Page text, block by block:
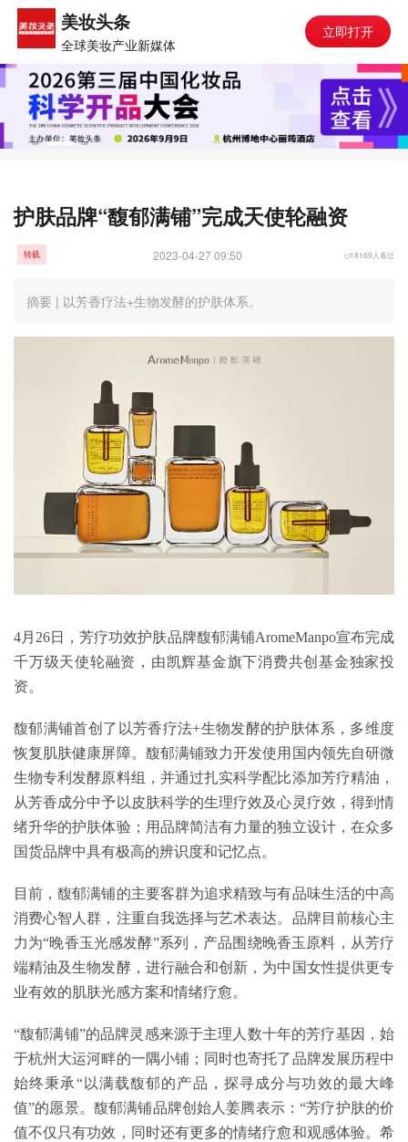
美妆头条
全球美妆产业新媒体
立即打开
护肤品牌“馥郁满铺”完成天使轮融资
转载 2023-04-27 09:50 18169人看过
摘要 | 以芳香疗法+生物发酵的护肤体系。
4月26日，芳疗功效护肤品牌馥郁满铺AromeManpo宣布完成
千万级天使轮融资，由凯辉基金旗下消费共创基金独家投
资。
馥郁满铺首创了以芳香疗法+生物发酵的护肤体系，多维度
恢复肌肤健康屏障。馥郁满铺致力开发使用国内领先自研微
生物专利发酵原料组，并通过扎实科学配比添加芳疗精油，
从芳香成分中予以皮肤科学的生理疗效及心灵疗效，得到情
绪升华的护肤体验；用品牌简洁有力量的独立设计，在众多
国货品牌中具有极高的辨识度和记忆点。
目前，馥郁满铺的主要客群为追求精致与有品味生活的中高
消费心智人群，注重自我选择与艺术表达。品牌目前核心主
力为“晚香玉光感发酵”系列，产品围绕晚香玉原料，从芳疗
端精油及生物发酵，进行融合和创新，为中国女性提供更专
业有效的肌肤光感方案和情绪疗愈。
“馥郁满铺”的品牌灵感来源于主理人数十年的芳疗基因，始
于杭州大运河畔的一隅小铺；同时也寄托了品牌发展历程中
始终秉承“以满载馥郁的产品，探寻成分与功效的最大峰
值”的愿景。馥郁满铺品牌创始人姜腾表示：“芳疗护肤的价
值不仅只有功效，同时还有更多的情绪疗愈和观感体验。希